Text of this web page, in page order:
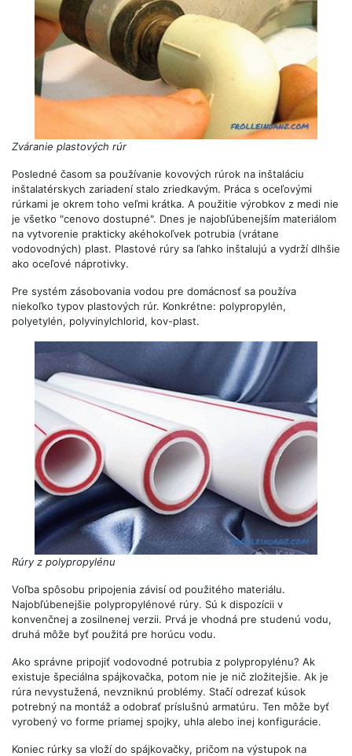
Zváranie plastových rúr
Posledné časom sa používanie kovových rúrok na inštaláciu
inštalatérskych zariadení stalo zriedkavým. Práca s oceľovými
rúrkami je okrem toho veľmi krátka. A použitie výrobkov z medi nie
je všetko "cenovo dostupné". Dnes je najobľúbenejším materiálom
na vytvorenie prakticky akéhokoľvek potrubia (vrátane
vodovodných) plast. Plastové rúry sa ľahko inštalujú a vydrží dlhšie
ako oceľové náprotivky.
Pre systém zásobovania vodou pre domácnosť sa používa
niekoľko typov plastových rúr. Konkrétne: polypropylén,
polyetylén, polyvinylchlorid, kov-plast.
Rúry z polypropylénu
Voľba spôsobu pripojenia závisí od použitého materiálu.
Najobľúbenejšie polypropylénové rúry. Sú k dispozícii v
konvenčnej a zosilnenej verzii. Prvá je vhodná pre studenú vodu,
druhá môže byť použitá pre horúcu vodu.
Ako správne pripojiť vodovodné potrubia z polypropylénu? Ak
existuje špeciálna spájkovačka, potom nie je nič zložitejšie. Ak je
rúra nevystužená, nevzniknú problémy. Stačí odrezať kúsok
potrebný na montáž a odobrať príslušnú armatúru. Ten môže byť
vyrobený vo forme priamej spojky, uhla alebo inej konfigurácie.
Koniec rúrky sa vloží do spájkovačky, pričom na výstupok na